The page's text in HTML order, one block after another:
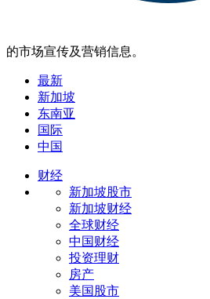
的市场宣传及营销信息。
最新
新加坡
东南亚
国际
中国
财经
新加坡股市
新加坡财经
全球财经
中国财经
投资理财
房产
美国股市